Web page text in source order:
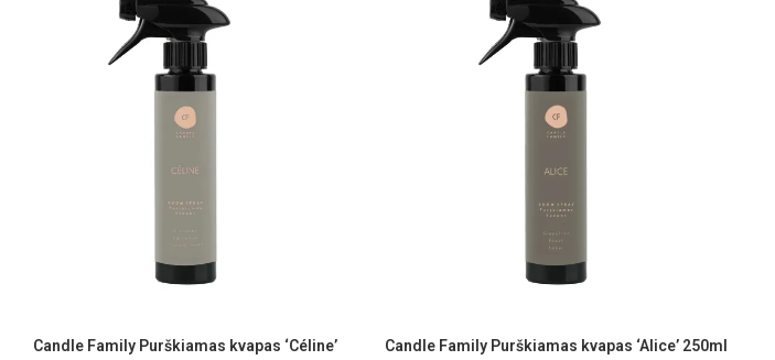
Candle Family Purškiamas kvapas ‘Céline’
Candle Family Purškiamas kvapas ‘Alice’ 250ml